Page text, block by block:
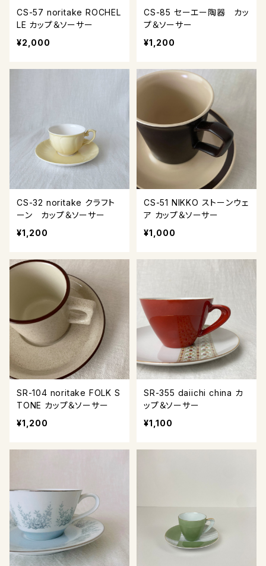
CS-57 noritake ROCHEL
LE カップ＆ソーサー
¥2,000
CS-85 セーエー陶器 カッ
プ＆ソーサー
¥1,200
CS-32 noritake クラフト
ーン カップ＆ソーサー
¥1,200
CS-51 NIKKO ストーンウェ
ア カップ＆ソーサー
¥1,000
SR-104 noritake FOLK S
TONE カップ＆ソーサー
¥1,200
SR-355 daiichi china カ
ップ＆ソーサー
¥1,100